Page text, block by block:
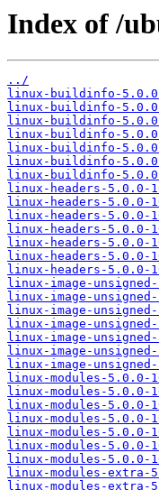
Index of /
../
linux-buildinfo-
linux-buildinfo-
linux-buildinfo-
linux-buildinfo-
linux-buildinfo-
linux-buildinfo-
linux-buildinfo-
linux-headers-5.0.0-
linux-headers-5.0.0-
linux-headers-5.0.0-
linux-headers-5.0.0-
linux-headers-5.0.0-
linux-headers-5.0.0-
linux-headers-5.0.0-
linux-image-
linux-image-
linux-image-
linux-image-
linux-image-
linux-image-
linux-image-
linux-modules-5.0.0-
linux-modules-5.0.0-
linux-modules-5.0.0-
linux-modules-5.0.0-
linux-modules-5.0.0-
linux-modules-5.0.0-
linux-modules-5.0.0-
linux-modules-extra-
linux-modules-extra-